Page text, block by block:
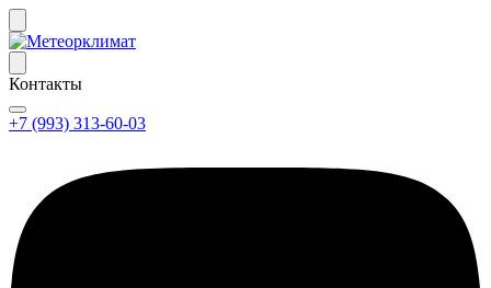
Контакты
+7 (993) 313-60-03